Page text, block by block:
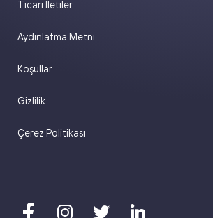
Ticari İletiler
Aydınlatma Metni
Koşullar
Gizlilik
Çerez Politikası
   